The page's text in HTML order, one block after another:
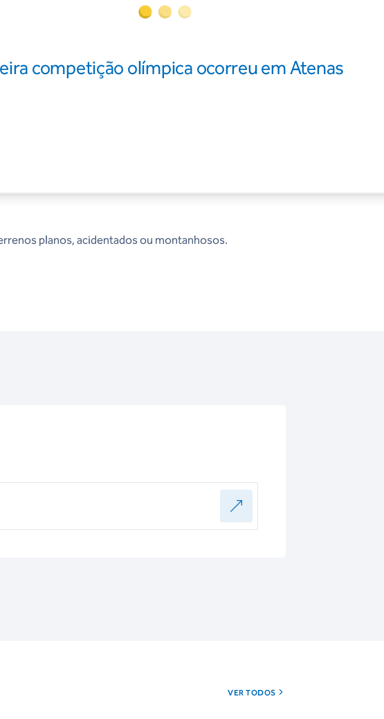
competição olímpica ocorreu em Atenas
planos, acidentados ou montanhosos.
VER TODOS